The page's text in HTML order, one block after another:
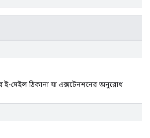
মেইল ঠিকানা যা এক্সটেনশনের অনুরোধ